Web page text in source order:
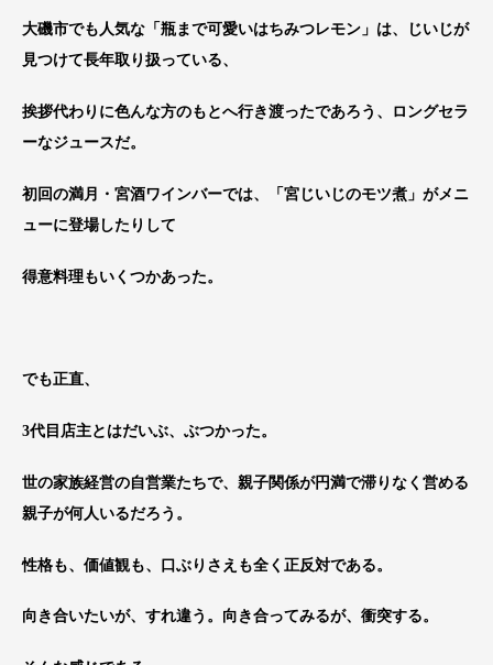
大磯市でも人気な「瓶まで可愛いはちみつレモン」は、じいじが
見つけて長年取り扱っている、
挨拶代わりに色んな方のもとへ行き渡ったであろう、ロングセラ
ーなジュースだ。
初回の満月・宮酒ワインバーでは、「宮じいじのモツ煮」がメニ
ューに登場したりして
得意料理もいくつかあった。
でも正直、
3代目店主とはだいぶ、ぶつかった。
世の家族経営の自営業たちで、親子関係が円満で滞りなく営める
親子が何人いるだろう。
性格も、価値観も、口ぶりさえも全く正反対である。
向き合いたいが、すれ違う。向き合ってみるが、衝突する。